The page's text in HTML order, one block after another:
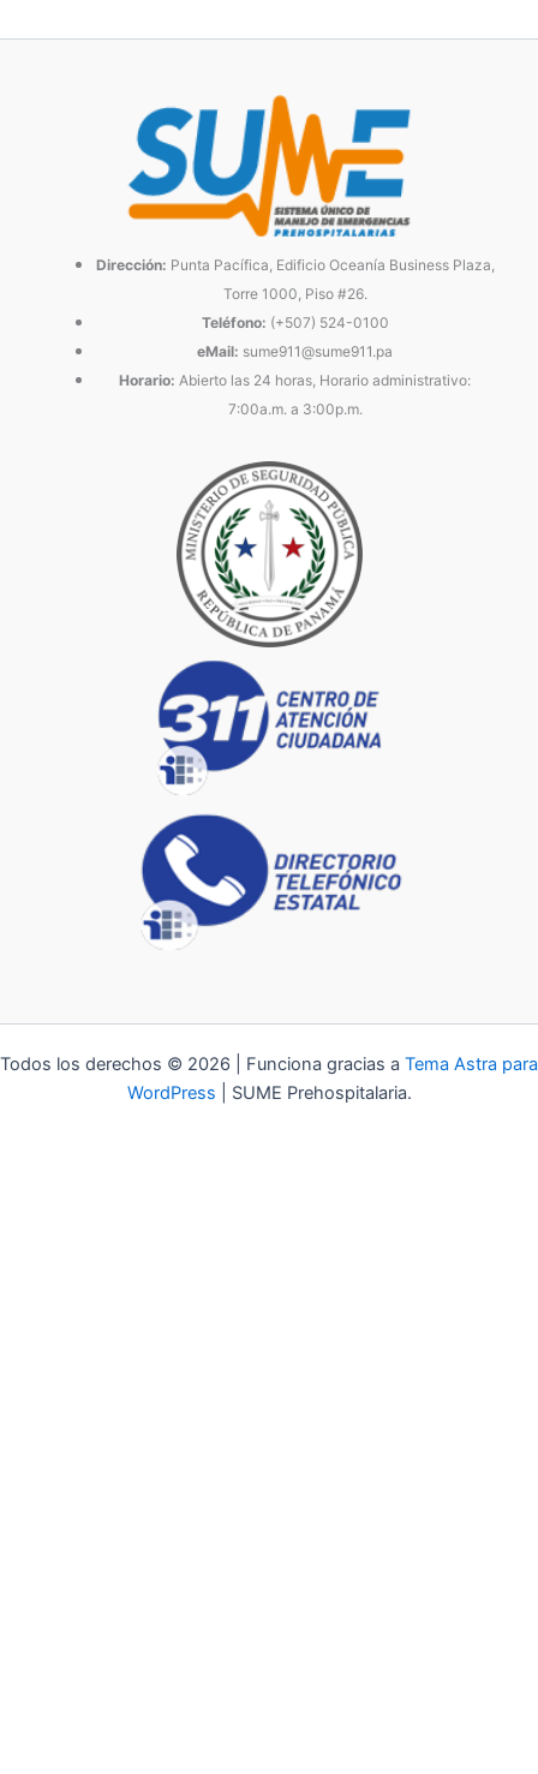
Dirección: Punta Pacífica, Edificio Oceanía Business Plaza,
Torre 1000, Piso #26.
Teléfono: (+507) 524-0100
eMail: sume911@sume911.pa
Horario: Abierto las 24 horas, Horario administrativo:
7:00a.m. a 3:00p.m.
Todos los derechos © 2026 | Funciona gracias a Tema Astra para
WordPress | SUME Prehospitalaria.